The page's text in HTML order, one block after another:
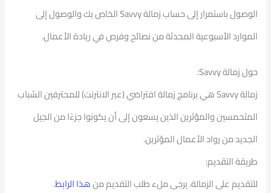
الوصول باستمرار إلى حساب زمالةSavvyالخاص بك والوصول إلى
الموارد الأسبوعية المحدثة من نصائح وفرص في ريادة الأعمال.
حول زمالةSavvy
:
زمالةSavvyهي برنامج زمالة افتراضي (عبر الانترنت) للمحترفين الشباب
المتحمسين والمؤثرين الذين يسعون إلى أن يكونوا جزءًا من الجيل
الجديد من رواد الأعمال المؤثرين.
طريقة التقديم:
للتقديم على الزمالة، يرجى ملء طلب التقديم منهذا الرابط.